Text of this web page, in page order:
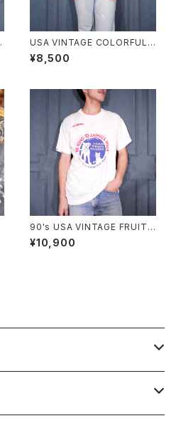
USA VINTAGE COLORFUL F
UNNY FISH PRINT DESIGN
T SHIRT/アメリカ古着カラフル
¥8,500
90's USA VINTAGE FRUIT
OF THE LOOM PETS MART
BE KIND TO ANIMALS WEE
¥10,900